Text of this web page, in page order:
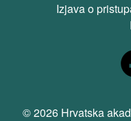
Izjava o
© 2026 Hrvatska